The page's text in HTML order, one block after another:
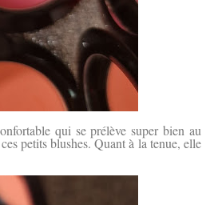
qui se prélève super bien au
petits blushes. Quant à la tenue, elle